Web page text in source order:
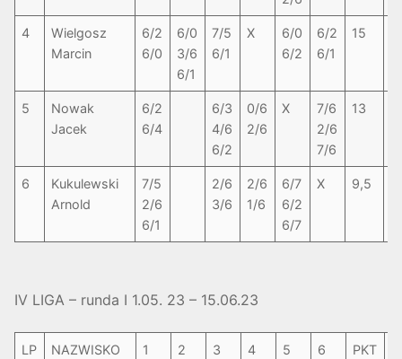
4
Wielgosz
Marcin
6/2
6/0
6/0
3/6
6/1
7/5
6/1
X
6/0
6/2
6/2
6/1
15
5
Nowak
Jacek
6/2
6/4
6/3
4/6
6/2
0/6
2/6
X
7/6
2/6
7/6
13
6
Kukulewski
Arnold
7/5
2/6
6/1
2/6
3/6
2/6
1/6
6/7
6/2
6/7
X 9,5
IV LIGA – runda I 1.05. 23 – 15.06.23
LP
NAZWISKO
1 2 3 4 5 6 PKT